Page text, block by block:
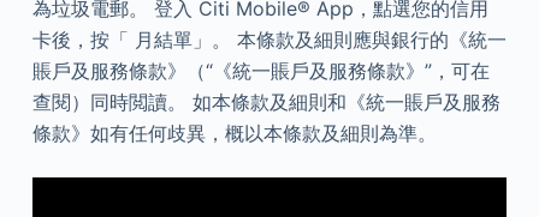
為垃圾電郵。 登入 Citi Mobile® App，點選您的信用
卡後，按「 月結單」。 本條款及細則應與銀行的《統一
賬戶及服務條款》（“《統一賬戶及服務條款》”，可在
查閱）同時閲讀。 如本條款及細則和《統一賬戶及服務
條款》如有任何歧異，概以本條款及細則為準。